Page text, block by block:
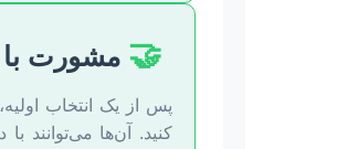
🤝 مشورت با
پس از یک انتخاب
کنید. آن‌ها می‌توانند